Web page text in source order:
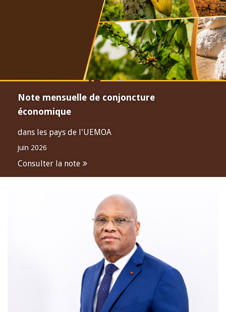
Note mensuelle de conjoncture
économique
dans les pays de l'UEMOA
juin 2026
Consulter la note